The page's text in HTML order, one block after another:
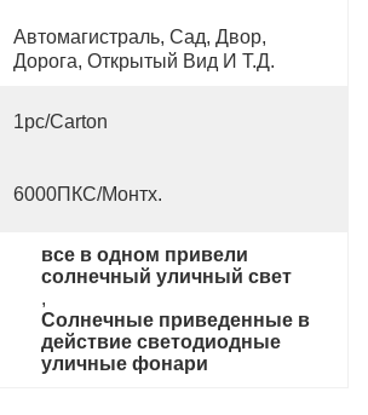
Автомагистраль, Сад, Двор,
Дорога, Открытый Вид И Т.д.
1pc/carton
6000ПКС/Монтх.
все в одном привели
солнечный уличный свет
,
Солнечные приведенные в
действие светодиодные
уличные фонари